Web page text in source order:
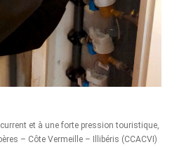
et à une forte pression touristique,
– Côte Vermeille – Illibéris (CCACVI)